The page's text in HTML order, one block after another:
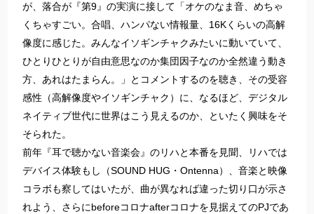
が、落合が『第9』の実演に接して「オケのなま音、めちゃ
くちゃすごい。合唱、ハンパない情報量、16Kくらいの高解
像度に感じた。みんなイソギンチャクみたいに動いていて、
ひとりひとりが自由意思なのか集団因子なのか全然違う動き
方、あれはたまらん。」とコメントするのを聴き、その受容
感性（高解像度やイソギンチャク）に、なるほど、デジタル
ネイティブ世代に世界はこう見えるのか、といたく興味をそ
そられた。
前年『耳で聴かない音楽会』のリハと本番を見聞、リハでは
デバイス体験もし（SOUND HUG・Ontenna）、音楽と映像
コラボも察してはいたが、曲が異なれば違った切り口が示さ
れよう、さらにbeforeコロナafterコロナを見据えてのPJであ